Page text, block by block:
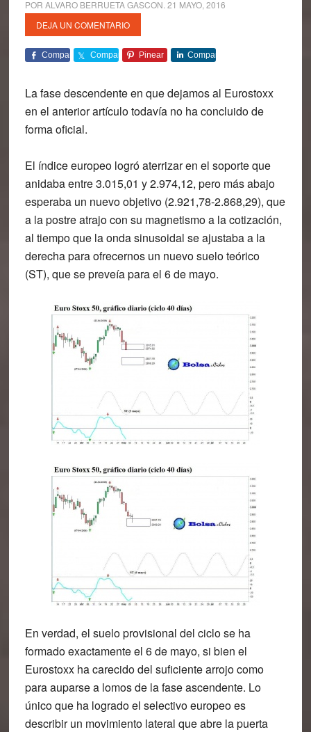
POR ALVARO BERRUETA GASCON 21 MAYO, 2016
DEJA UN COMENTARIO
Comparte Comparte Pinear Comparte
La fase descendente en que dejamos al Eurostoxx
en el anterior artículo todavía no ha concluido de
forma oficial.
El índice europeo logró aterrizar en el soporte que
anidaba entre 3.015,01 y 2.974,12, pero más abajo
esperaba un nuevo objetivo (2.921,78-2.868,29), que
a la postre atrajo con su magnetismo a la cotización,
al tiempo que la onda sinusoidal se ajustaba a la
derecha para ofrecernos un nuevo suelo teórico
(ST), que se preveía para el 6 de mayo.
En verdad, el suelo provisional del ciclo se ha
formado exactamente el 6 de mayo, si bien el
Eurostoxx ha carecido del suficiente arrojo como
para auparse a lomos de la fase ascendente. Lo
único que ha logrado el selectivo europeo es
describir un movimiento lateral que abre la puerta